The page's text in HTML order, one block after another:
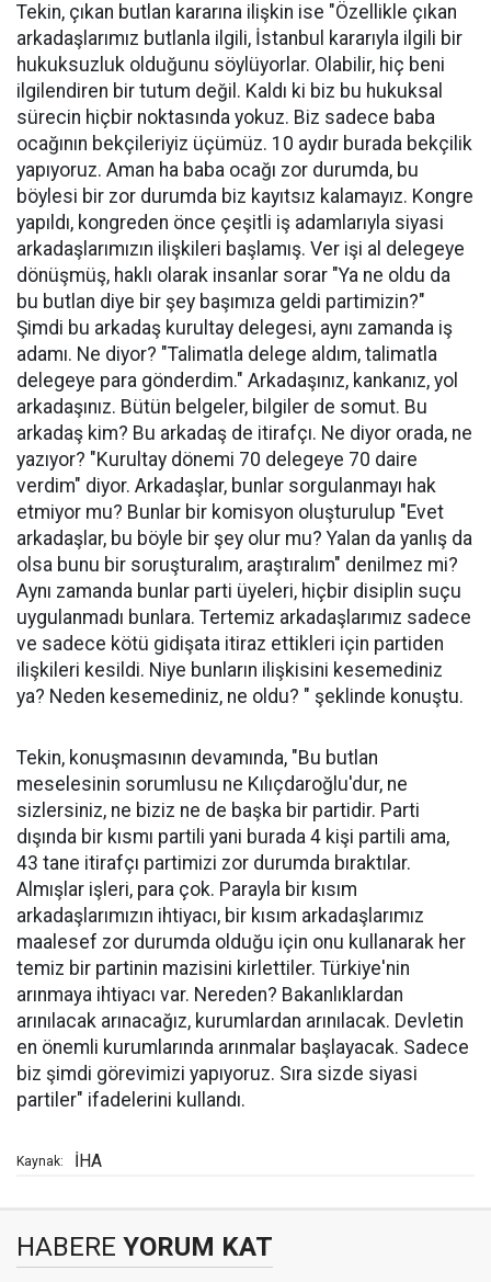
Tekin, çıkan butlan kararına ilişkin ise "Özellikle çıkan
arkadaşlarımız butlanla ilgili, İstanbul kararıyla ilgili bir
hukuksuzluk olduğunu söylüyorlar. Olabilir, hiç beni
ilgilendiren bir tutum değil. Kaldı ki biz bu hukuksal
sürecin hiçbir noktasında yokuz. Biz sadece baba
ocağının bekçileriyiz üçümüz. 10 aydır burada bekçilik
yapıyoruz. Aman ha baba ocağı zor durumda, bu
böylesi bir zor durumda biz kayıtsız kalamayız. Kongre
yapıldı, kongreden önce çeşitli iş adamlarıyla siyasi
arkadaşlarımızın ilişkileri başlamış. Ver işi al delegeye
dönüşmüş, haklı olarak insanlar sorar "Ya ne oldu da
bu butlan diye bir şey başımıza geldi partimizin?"
Şimdi bu arkadaş kurultay delegesi, aynı zamanda iş
adamı. Ne diyor? "Talimatla delege aldım, talimatla
delegeye para gönderdim." Arkadaşınız, kankanız, yol
arkadaşınız. Bütün belgeler, bilgiler de somut. Bu
arkadaş kim? Bu arkadaş de itirafçı. Ne diyor orada, ne
yazıyor? "Kurultay dönemi 70 delegeye 70 daire
verdim" diyor. Arkadaşlar, bunlar sorgulanmayı hak
etmiyor mu? Bunlar bir komisyon oluşturulup "Evet
arkadaşlar, bu böyle bir şey olur mu? Yalan da yanlış da
olsa bunu bir soruşturalım, araştıralım" denilmez mi?
Aynı zamanda bunlar parti üyeleri, hiçbir disiplin suçu
uygulanmadı bunlara. Tertemiz arkadaşlarımız sadece
ve sadece kötü gidişata itiraz ettikleri için partiden
ilişkileri kesildi. Niye bunların ilişkisini kesemediniz
ya? Neden kesemediniz, ne oldu? " şeklinde konuştu.
Tekin, konuşmasının devamında, "Bu butlan
meselesinin sorumlusu ne Kılıçdaroğlu'dur, ne
sizlersiniz, ne biziz ne de başka bir partidir. Parti
dışında bir kısmı partili yani burada 4 kişi partili ama,
43 tane itirafçı partimizi zor durumda bıraktılar.
Almışlar işleri, para çok. Parayla bir kısım
arkadaşlarımızın ihtiyacı, bir kısım arkadaşlarımız
maalesef zor durumda olduğu için onu kullanarak her
temiz bir partinin mazisini kirlettiler. Türkiye'nin
arınmaya ihtiyacı var. Nereden? Bakanlıklardan
arınılacak arınacağız, kurumlardan arınılacak. Devletin
en önemli kurumlarında arınmalar başlayacak. Sadece
biz şimdi görevimizi yapıyoruz. Sıra sizde siyasi
partiler" ifadelerini kullandı.
Kaynak: İHA
HABERE YORUM KAT